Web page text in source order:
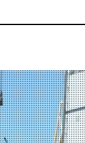
MSC
...
12 JUL